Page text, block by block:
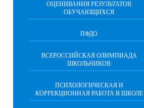
ОЦЕНИВАНИЯ РЕЗУЛЬТАТОВ
ОБУЧАЮЩИХСЯ
ПФДО
ВСЕРОССИЙСКАЯ ОЛИМПИАДА
ШКОЛЬНИКОВ
ПСИХОЛОГИЧЕСКАЯ И
КОРРЕКЦИОННАЯ РАБОТА В ШКОЛЕ